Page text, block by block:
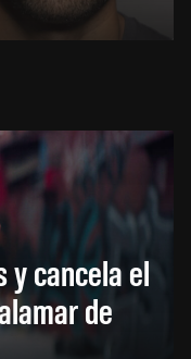
y cancela el
de